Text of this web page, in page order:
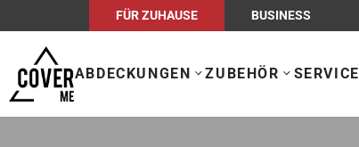
FÜR ZUHAUSE BUSINESS
ABDECKUNGEN ZUBEHÖR SERVICE